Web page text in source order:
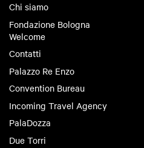
Chi siamo
Fondazione Bologna
Welcome
Contatti
Palazzo Re Enzo
Convention Bureau
Incoming Travel Agency
PalaDozza
Due Torri